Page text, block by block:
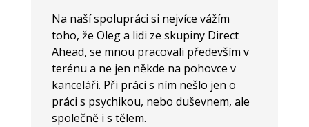
Na naší spolupráci si nejvíce vážím
toho, že Oleg a lidi ze skupiny Direct
Ahead, se mnou pracovali především v
terénu a ne jen někde na pohovce v
kanceláři. Při práci s ním nešlo jen o
práci s psychikou, nebo duševnem, ale
společně i s tělem.